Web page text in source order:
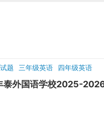
题 三年级英语 四年级英语
泰外国语学校2025-